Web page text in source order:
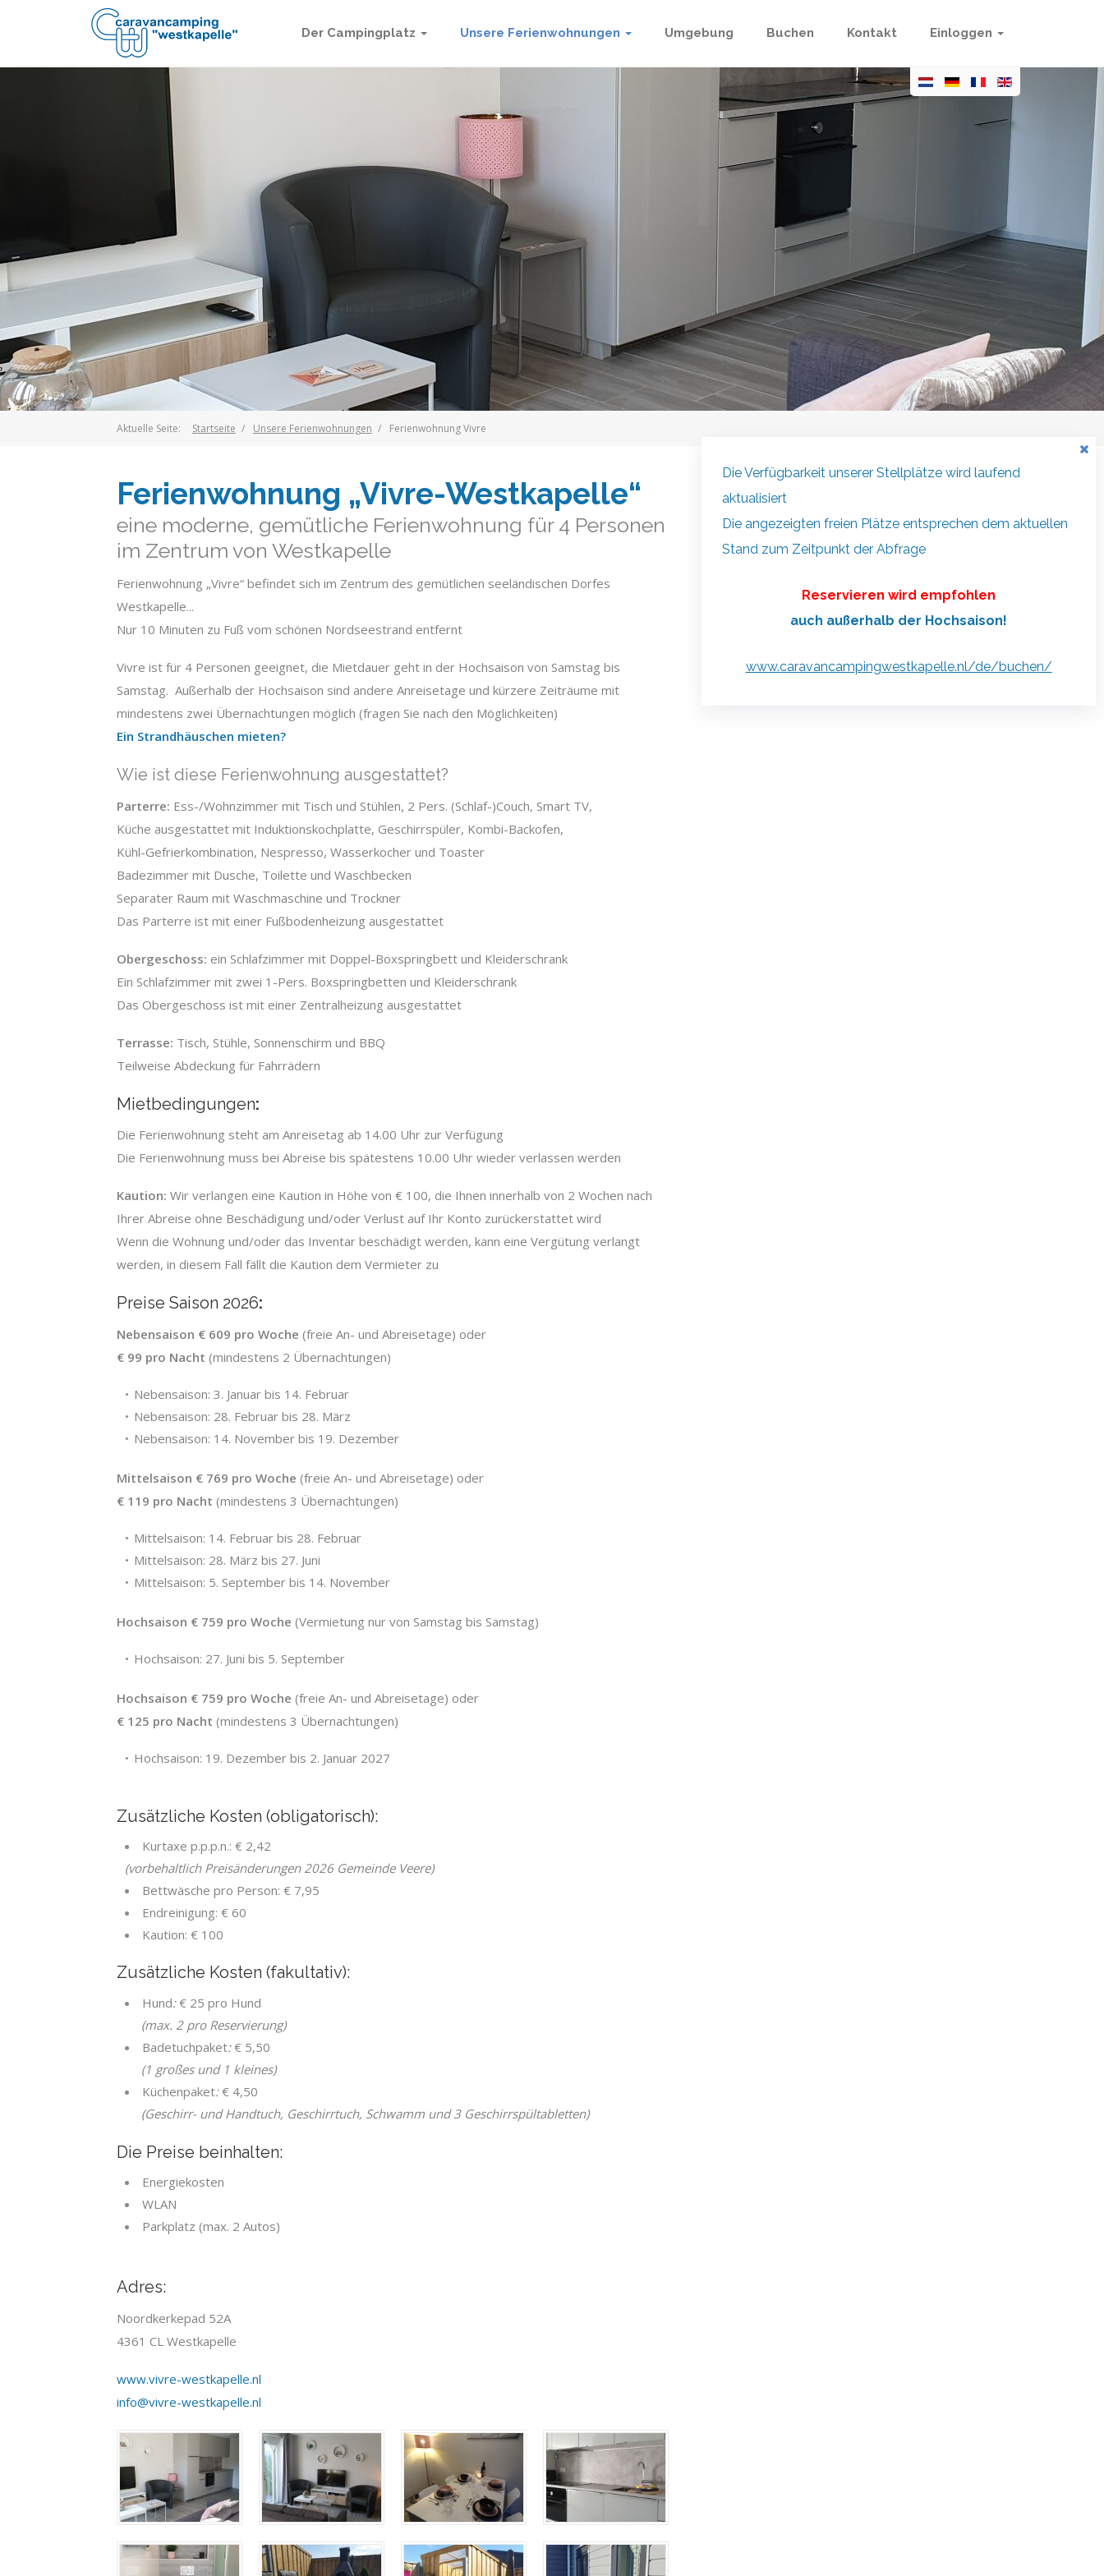
Die Verfügbarkeit unserer Stellplätze wird laufend
aktualisiert
Die angezeigten freien Plätze entsprechen dem aktuellen
Stand zum Zeitpunkt der Abfrage
Reservieren wird empfohlen
auch außerhalb der Hochsaison!
www.caravancampingwestkapelle.nl/de/buchen/
Der Campingplatz Unsere Ferienwohnungen Umgebung Buchen Kontakt Einloggen
Aktuelle Seite: Startseite Unsere Ferienwohnungen Ferienwohnung Vivre
Ferienwohnung „Vivre-Westkapelle“
eine moderne, gemütliche Ferienwohnung für 4 Personen
im Zentrum von Westkapelle
Ferienwohnung „Vivre“ befindet sich im Zentrum des gemütlichen seeländischen Dorfes
Westkapelle...
Nur 10 Minuten zu Fuß vom schönen Nordseestrand entfernt
Vivre ist für 4 Personen geeignet, die Mietdauer geht in der Hochsaison von Samstag bis
Samstag. Außerhalb der Hochsaison sind andere Anreisetage und kürzere Zeiträume mit
mindestens zwei Übernachtungen möglich (fragen Sie nach den Möglichkeiten)
Ein Strandhäuschen mieten?
Wie ist diese Ferienwohnung ausgestattet?
Parterre: Ess-/Wohnzimmer mit Tisch und Stühlen, 2 Pers. (Schlaf-)Couch, Smart TV,
Küche ausgestattet mit Induktionskochplatte, Geschirrspüler, Kombi-Backofen,
Kühl-Gefrierkombination, Nespresso, Wasserkocher und Toaster
Badezimmer mit Dusche, Toilette und Waschbecken
Separater Raum mit Waschmaschine und Trockner
Das Parterre ist mit einer Fußbodenheizung ausgestattet
Obergeschoss: ein Schlafzimmer mit Doppel-Boxspringbett und Kleiderschrank
Ein Schlafzimmer mit zwei 1-Pers. Boxspringbetten und Kleiderschrank
Das Obergeschoss ist mit einer Zentralheizung ausgestattet
Terrasse: Tisch, Stühle, Sonnenschirm und BBQ
Teilweise Abdeckung für Fahrrädern
Mietbedingungen:
Die Ferienwohnung steht am Anreisetag ab 14.00 Uhr zur Verfügung
Die Ferienwohnung muss bei Abreise bis spätestens 10.00 Uhr wieder verlassen werden
Kaution: Wir verlangen eine Kaution in Höhe von € 100, die Ihnen innerhalb von 2 Wochen nach
Ihrer Abreise ohne Beschädigung und/oder Verlust auf Ihr Konto zurückerstattet wird
Wenn die Wohnung und/oder das Inventar beschädigt werden, kann eine Vergütung verlangt
werden, in diesem Fall fällt die Kaution dem Vermieter zu
Preise Saison 2026:
Nebensaison € 609 pro Woche (freie An- und Abreisetage) oder
€ 99 pro Nacht (mindestens 2 Übernachtungen)
Nebensaison: 3. Januar bis 14. Februar
Nebensaison: 28. Februar bis 28. März
Nebensaison: 14. November bis 19. Dezember
Mittelsaison € 769 pro Woche (freie An- und Abreisetage) oder
€ 119 pro Nacht (mindestens 3 Übernachtungen)
Mittelsaison: 14. Februar bis 28. Februar
Mittelsaison: 28. März bis 27. Juni
Mittelsaison: 5. September bis 14. November
Hochsaison € 759 pro Woche (Vermietung nur von Samstag bis Samstag)
Hochsaison: 27. Juni bis 5. September
Hochsaison € 759 pro Woche (freie An- und Abreisetage) oder
€ 125 pro Nacht (mindestens 3 Übernachtungen)
Hochsaison: 19. Dezember bis 2. Januar 2027
Zusätzliche Kosten (obligatorisch):
Kurtaxe p.p.p.n.: € 2,42
(vorbehaltlich Preisänderungen 2026 Gemeinde Veere)
Bettwäsche pro Person: € 7,95
Endreinigung: € 60
Kaution: € 100
Zusätzliche Kosten (fakultativ):
Hund:€ 25 pro Hund
(max. 2 pro Reservierung)
Badetuchpaket:€ 5,50
(1 großes und 1 kleines)
Küchenpaket:€ 4,50
(Geschirr- und Handtuch, Geschirrtuch, Schwamm und 3 Geschirrspültabletten)
Die Preise beinhalten:
Energiekosten
WLAN
Parkplatz (max. 2 Autos)
Adres:
Noordkerkepad 52A
4361 CL Westkapelle
www.vivre-westkapelle.nl
info@vivre-westkapelle.nl
Caravancamping “Westkapelle”
4361 KC Westkapelle